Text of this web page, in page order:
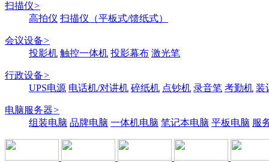
扫描仪>
高拍仪 扫描仪（平板式/馈纸式）
会议设备>
投影机 触控一体机 投影幕布 激光笔
行政设备>
UPS电源 电话机/对讲机 碎纸机 点钞机 录音笔 考勤机 装
电脑服务器>
组装电脑 品牌电脑 一体机电脑 笔记本电脑 平板电脑 服